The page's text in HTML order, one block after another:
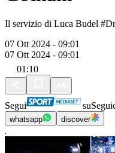
Il servizio di Luca Budel
07 Ott 2024 - 09:01
07 Ott 2024 - 09:01
01:10
Segui su
whatsapp discover